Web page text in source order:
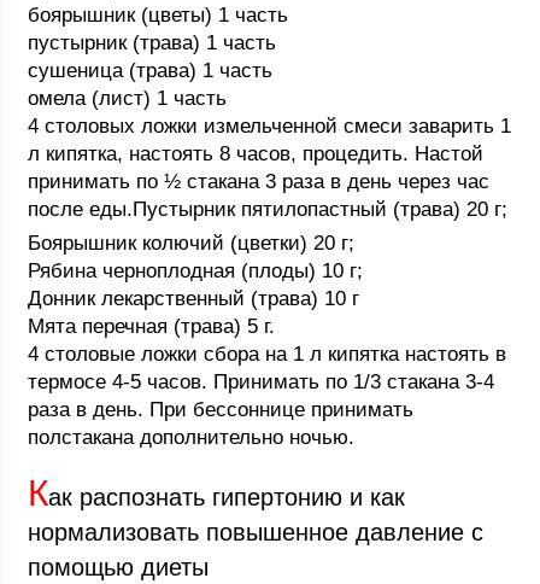
боярышник (цветы) 1 часть
пустырник (трава) 1 часть
сушеница (трава) 1 часть
омела (лист) 1 часть
4 столовых ложки измельченной смеси заварить 1
л кипятка, настоять 8 часов, процедить. Настой
принимать по ½ стакана 3 раза в день через час
после еды.Пустырник пятилопастный (трава) 20 г;
Боярышник колючий (цветки) 20 г;
Рябина черноплодная (плоды) 10 г;
Донник лекарственный (трава) 10 г
Мята перечная (трава) 5 г.
4 столовые ложки сбора на 1 л кипятка настоять в
термосе 4-5 часов. Принимать по 1/3 стакана 3-4
раза в день. При бессоннице принимать
полстакана дополнительно ночью.
Как распознать гипертонию и как
нормализовать повышенное давление с
помощью диеты